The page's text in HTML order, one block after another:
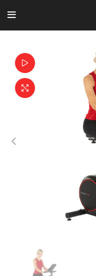
Click to enlarge